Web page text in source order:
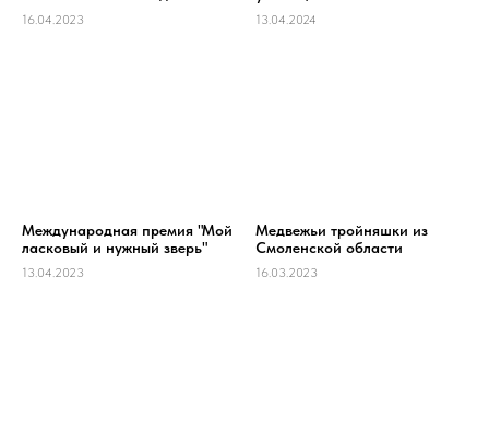
16.04.2023 13.04.2024
Международная премия "Мой
ласковый и нужный зверь"
13.04.2023
Медвежьи тройняшки из
Смоленской области
16.03.2023